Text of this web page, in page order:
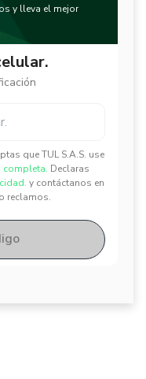
y lleva el mejor
que TUL S.A.S. use
completa. Declaras
y contáctanos en
reclamos.
✕
✕